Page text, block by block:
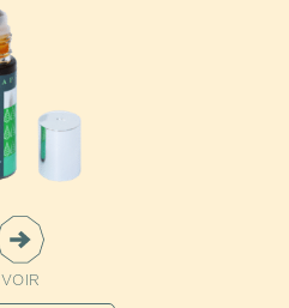
VOIR